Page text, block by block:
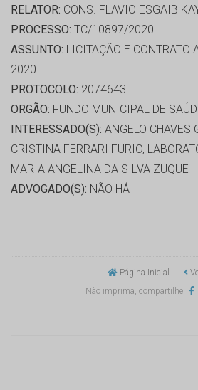
RELATOR: CONS. FLAVIO ESGAIB
PROCESSO: TC/10897/2020
ASSUNTO: LICITAÇÃO E CONTRATO
2020
PROTOCOLO: 2074643
ORGÃO: FUNDO MUNICIPAL DE
INTERESSADO(S): ANGELO CHAVES
CRISTINA FERRARI FURIO,
MARIA ANGELINA DA SILVA ZUQUE
ADVOGADO(S): NÃO HÁ
Página Inicial
Não imprima, compartilhe